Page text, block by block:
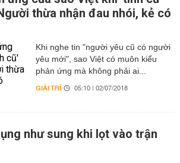
thừa nhận đau nhói, kẻ có
Khi nghe tin "người yêu cũ có người
yêu mới", sao Việt có muôn kiểu
phản ứng mà không phải ai...
GIẢI TRÍ 05:10 | 02/07/2018
như sung khi lọt vào trận